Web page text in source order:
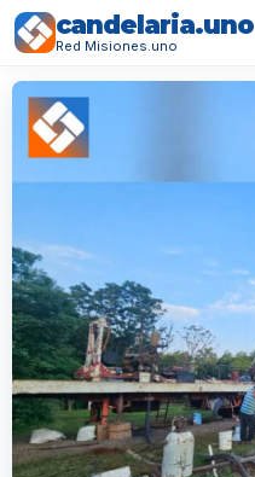
candelaria.uno
Red Misiones.uno